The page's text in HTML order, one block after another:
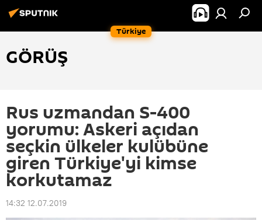
Türkiye
GÖRÜŞ
Rus uzmandan S-400
yorumu: Askeri açıdan
seçkin ülkeler kulübüne
giren Türkiye'yi kimse
korkutamaz
14:32 12.07.2019